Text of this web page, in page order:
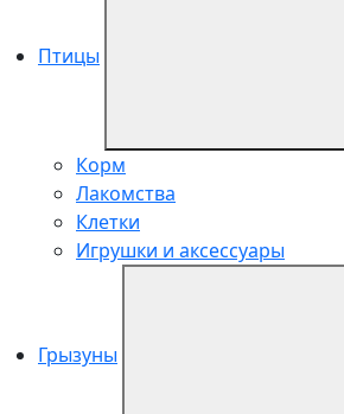
Птицы
Корм
Лакомства
Клетки
Игрушки и аксессуары
Грызуны